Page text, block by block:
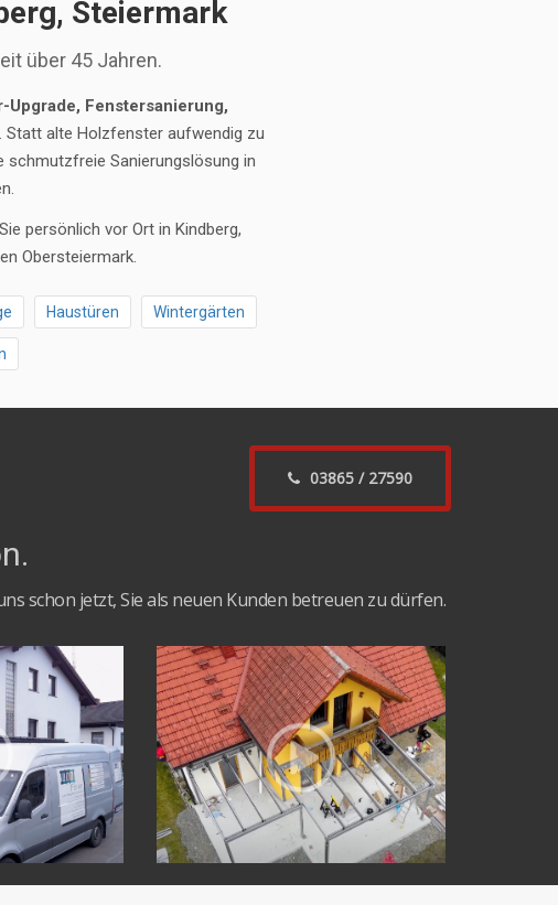
Steiermark
über 45 Jahren.
Upgrade, Fenstersanierung,
Statt alte Holzfenster aufwendig zu
schmutzfreie Sanierungslösung in
persönlich vor Ort in Kindberg,
Obersteiermark.
Haustüren Wintergärten
03865 / 27590
schon jetzt, Sie als neuen Kunden betreuen zu dürfen.